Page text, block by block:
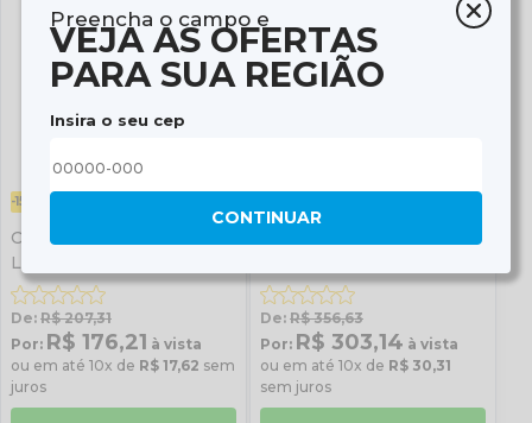
Preencha o campo e
VEJA AS OFERTAS
PARA SUA REGIÃO
Insira o seu cep
CONTINUAR
-15%
Catraca de Freio Traseiro
LD/LE Scania S3
De: R$ 207,31
Por: R$ 176,21 à vista
ou em até 10x de R$ 17,62 sem
juros
Esquerdo
De: R$ 356,63
Por: R$ 303,14 à vista
ou em até 10x de R$ 30,31
sem juros